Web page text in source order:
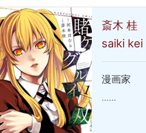
斎木 桂
saiki kei
漫画家
……